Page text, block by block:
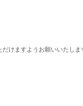
けますようお願いいたしま